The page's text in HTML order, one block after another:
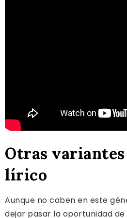
Otras
lírico
Aunque no caben en este
dejar pasar la oportunidad